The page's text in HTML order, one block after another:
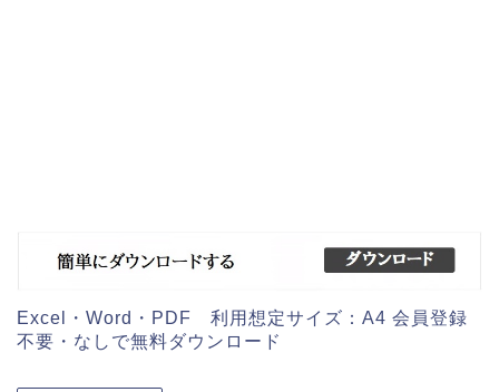
Excel・Word・PDF 利用想定サイズ：A4 会員登録
不要・なしで無料ダウンロード